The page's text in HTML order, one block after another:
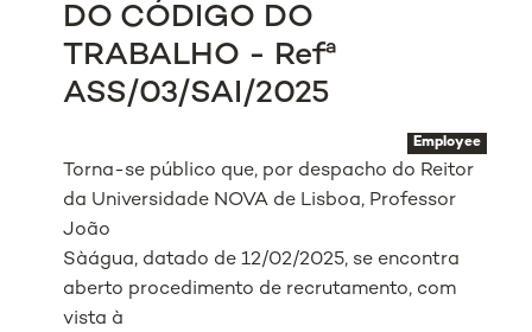
DO CÓDIGO DO
TRABALHO - Refª
ASS/03/SAI/2025
Employee
Torna-se público que, por despacho do Reitor
da Universidade NOVA de Lisboa, Professor
João
Sàágua, datado de 12/02/2025, se encontra
aberto procedimento de recrutamento, com
vista à